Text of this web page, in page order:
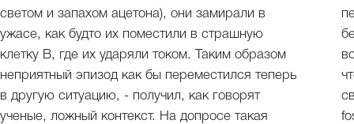
светом и запахом ацетона), они замирали в
ужасе, как будто их поместили в страшную
клетку В, где их ударяли током. Таким образом
неприятный эпизод как бы переместился теперь
в другую ситуацию, - получил, как говорят
ученые, ложный контекст. На допросе такая